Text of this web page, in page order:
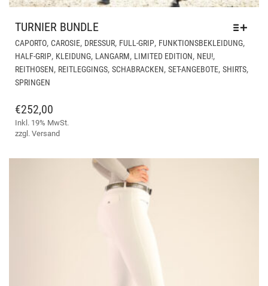
TURNIER BUNDLE
CAPORTO, CAROSIE, DRESSUR, FULL-GRIP, FUNKTIONSBEKLEIDUNG,
HALF-GRIP, KLEIDUNG, LANGARM, LIMITED EDITION, NEU!,
REITHOSEN, REITLEGGINGS, SCHABRACKEN, SET-ANGEBOTE, SHIRTS,
SPRINGEN
AUF
€252,00
Inkl. 19% MwSt.
zzgl. Versand